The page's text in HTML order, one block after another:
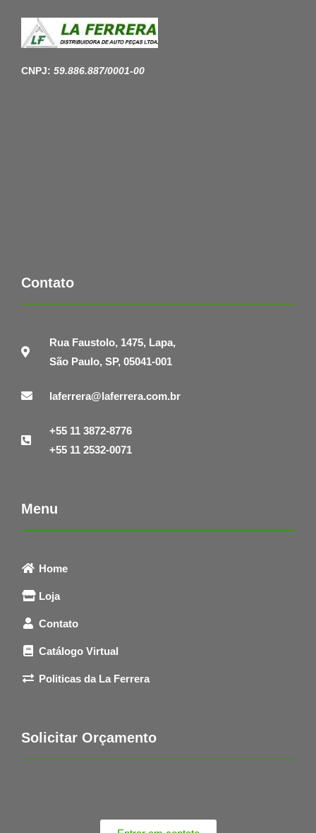
CNPJ: 59.886.887/0001-00
Contato
Rua Faustolo, 1475, Lapa,
São Paulo, SP, 05041-001
laferrera@laferrera.com.br
+55 11 3872-8776
+55 11 2532-0071
Menu
Home
Loja
Contato
Catálogo Virtual
Politicas da La Ferrera
Solicitar Orçamento